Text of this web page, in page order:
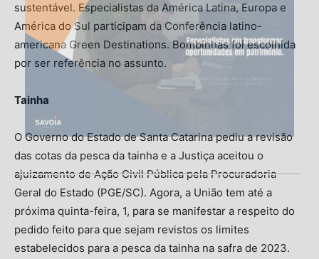
sustentável. Especialistas da América Latina, Europa e
América do Sul participam da Conferência latino-
americana Green Destinations. Bombinhas foi escolhida
por ser referência no assunto.
Tainha
O Governo do Estado de Santa Catarina pediu a revisão
das cotas da pesca da tainha e a Justiça aceitou o
ajuizamento de Ação Civil Pública pela Procuradoria-
Geral do Estado (PGE/SC). Agora, a União tem até a
próxima quinta-feira, 1, para se manifestar a respeito do
pedido feito para que sejam revistos os limites
estabelecidos para a pesca da tainha na safra de 2023.